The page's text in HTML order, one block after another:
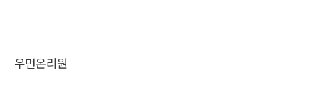
우먼온리원